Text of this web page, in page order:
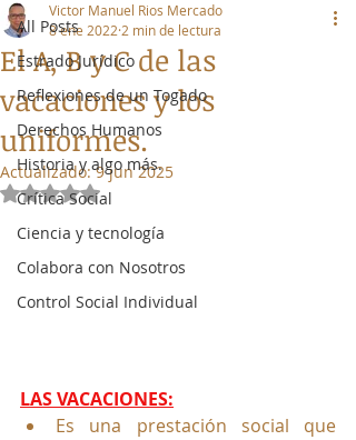
All Posts
Estrado Jurídico
Reflexiones de un Togado
Derechos Humanos
Historia y algo más.
Crítica Social
Ciencia y tecnología
Colabora con Nosotros
Control Social Individual
El A, B y C de las
vacaciones y los
uniformes.
Victor Manuel Rios Mercado
8 ene 2022 2 min de lectura
Actualizado:9 jun 2025
Obtuvo NaN de 5 estrellas.
LAS VACACIONES:
Es una prestación social que